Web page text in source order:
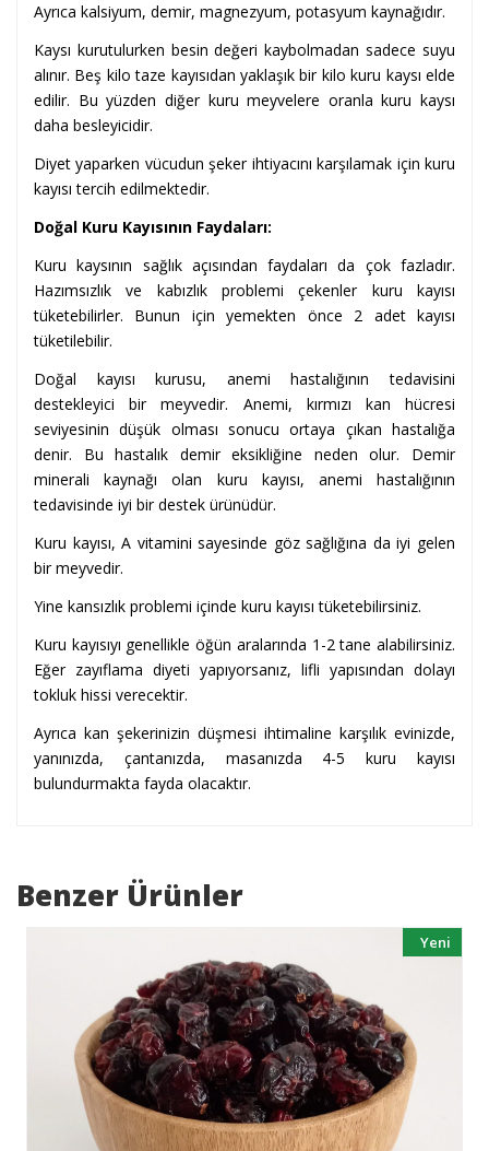
Ayrıca kalsiyum, demir, magnezyum, potasyum kaynağıdır.
Kaysı kurutulurken besin değeri kaybolmadan sadece suyu
alınır. Beş kilo taze kayısıdan yaklaşık bir kilo kuru kaysı elde
edilir. Bu yüzden diğer kuru meyvelere oranla kuru kaysı
daha besleyicidir.
Diyet yaparken vücudun şeker ihtiyacını karşılamak için kuru
kayısı tercih edilmektedir.
Doğal Kuru Kayısının Faydaları:
Kuru kaysının sağlık açısından faydaları da çok fazladır.
Hazımsızlık ve kabızlık problemi çekenler kuru kayısı
tüketebilirler. Bunun için yemekten önce 2 adet kayısı
tüketilebilir.
Doğal kayısı kurusu, anemi hastalığının tedavisini
destekleyici bir meyvedir. Anemi, kırmızı kan hücresi
seviyesinin düşük olması sonucu ortaya çıkan hastalığa
denir. Bu hastalık demir eksikliğine neden olur. Demir
minerali kaynağı olan kuru kayısı, anemi hastalığının
tedavisinde iyi bir destek ürünüdür.
Kuru kayısı, A vitamini sayesinde göz sağlığına da iyi gelen
bir meyvedir.
Yine kansızlık problemi içinde kuru kayısı tüketebilirsiniz.
Kuru kayısıyı genellikle öğün aralarında 1-2 tane alabilirsiniz.
Eğer zayıflama diyeti yapıyorsanız, lifli yapısından dolayı
tokluk hissi verecektir.
Ayrıca kan şekerinizin düşmesi ihtimaline karşılık evinizde,
yanınızda, çantanızda, masanızda 4-5 kuru kayısı
bulundurmakta fayda olacaktır.
Benzer Ürünler
Yeni